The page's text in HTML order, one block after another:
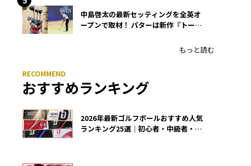
中島啓太の最新セッティングを全英オ
ープンで取材！ パターは新作『トーチ
もっと読む
おすすめランキング
2026年最新ゴルフボールおすすめ人気
ランキング25選｜初心者・中級者・上